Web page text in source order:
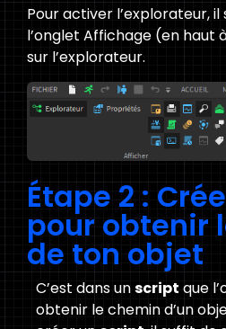
Pour activer l’explorateur, il
l’onglet Affichage (en haut
sur l’explorateur.
Étape 2 :
pour obtenir
de ton objet
C’est dans unscript que
obtenir le chemin d’un